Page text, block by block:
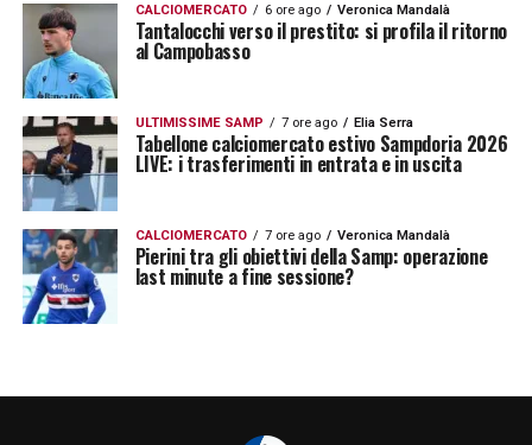
importanti. Può giocare al posto di Verre, è il
suo sostituto ideale. Se uno volesse giocare
con Depaoli alto, potresti giocare anche con
lui in modo più offensivo».
RICCI–
rotto da tre mesi non lo avrei preso»
BORINI–
«A Cremona ci siamo giocati la
vittoria con quel gol sbagliato, quel tiro
CALCIOMERCATO 6 ore ago Veronica Mandalà
Tantalocchi verso il prestito: si profila il ritorno
al Campobasso
ULTIMISSIME SAMP 7 ore ago Elia Serra
Tabellone calciomercato estivo Sampdoria 2026
LIVE: i trasferimenti in entrata e in uscita
CALCIOMERCATO 7 ore ago Veronica Mandalà
Pierini tra gli obiettivi della Samp: operazione
last minute a fine sessione?